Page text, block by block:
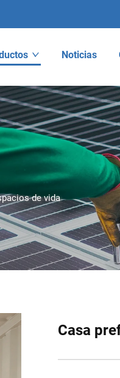
Noticias
de vida
Casa